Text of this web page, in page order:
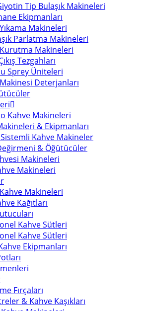
Tip Bulaşık Makineleri
Ekipmanları
Makineleri
Parlatma Makineleri
Makineleri
Tezgahları
Sprey Üniteleri
Deterjanları
Kahve Makineleri
& Ekipmanları
Kahve Makineler
& Öğütücüler
Makineleri
Makineleri
Makineleri
Kağıtları
Kahve Sütleri
Kahve Sütleri
Ekipmanları
Fırçaları
& Kahve Kaşıkları